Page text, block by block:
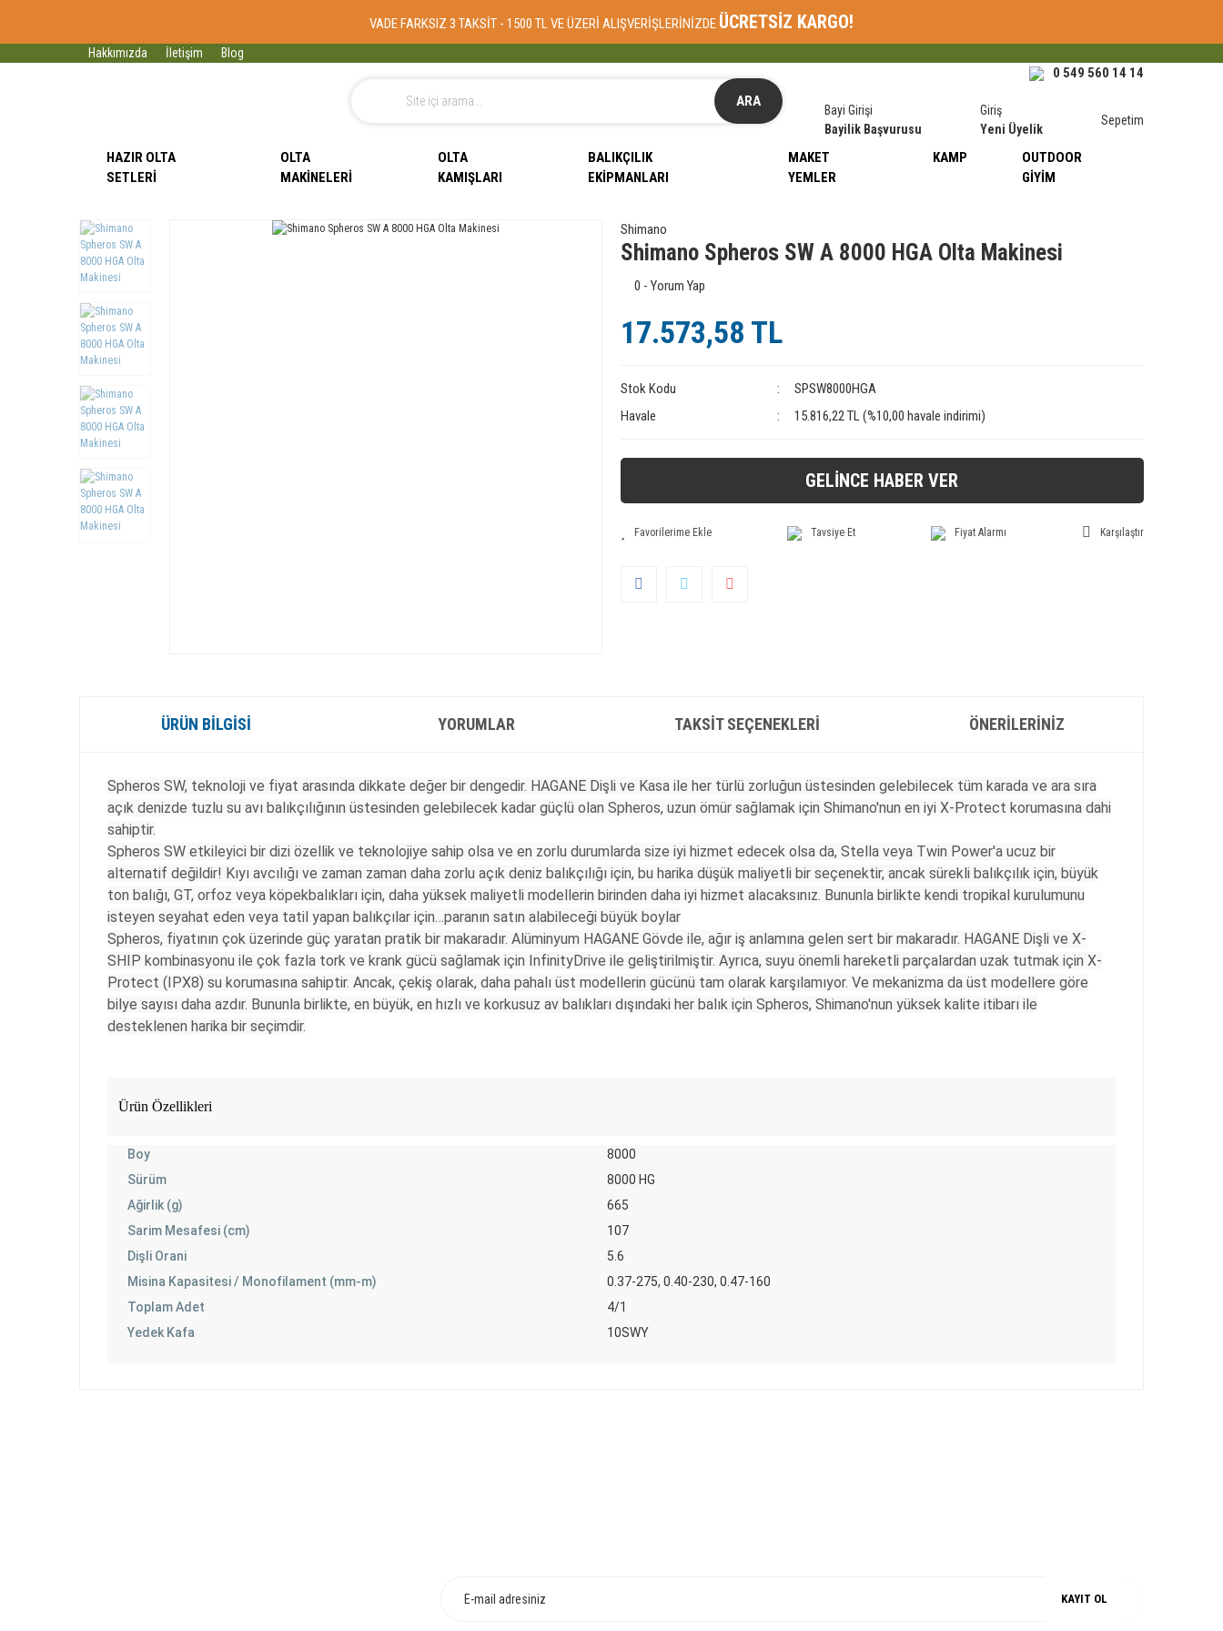
VADE FARKSIZ 3 TAKSİT - 1500 TL VE ÜZERİ ALIŞVERİŞLERİNİZDE ÜCRETSİZ KARGO!
Hakkımızda İletişim Blog
ARA
0 549 560 14 14
Bayi Girişi
Bayilik Başvurusu
Giriş
Yeni Üyelik
Sepetim
HAZIR OLTA
SETLERI
OLTA
MAKINELERI
OLTA
KAMIŞLARI
BALIKÇILIK
EKIPMANLARI
MAKET
YEMLER
KAMP
OUTDOOR
GIYIM
Shimano
Shimano Spheros SW A 8000 HGA Olta Makinesi
0 - Yorum Yap
17.573,58 TL
Stok Kodu
SPSW8000HGA
Havale
15.816,22 TL (%10,00 havale indirimi)
GELİNCE HABER VER
Tavsiye Et Fiyat Alarmı Karşılaştır
ÜRÜN BILGISI YORUMLAR TAKSIT SEÇENEKLERI ÖNERILERINIZ
Spheros SW, teknoloji ve fiyat arasında dikkate değer bir dengedir. HAGANE Dişli ve Kasa ile her türlü zorluğun üstesinden gelebilecek tüm karada ve ara sıra
açık denizde tuzlu su avı balıkçılığının üstesinden gelebilecek kadar güçlü olan Spheros, uzun ömür sağlamak için Shimano'nun en iyi X-Protect korumasına dahi
sahiptir.
Spheros SW etkileyici bir dizi özellik ve teknolojiye sahip olsa ve en zorlu durumlarda size iyi hizmet edecek olsa da, Stella veya Twin Power'a ucuz bir
alternatif değildir! Kıyı avcılığı ve zaman zaman daha zorlu açık deniz balıkçılığı için, bu harika düşük maliyetli bir seçenektir, ancak sürekli balıkçılık için, büyük
ton balığı, GT, orfoz veya köpekbalıkları için, daha yüksek maliyetli modellerin birinden daha iyi hizmet alacaksınız. Bununla birlikte kendi tropikal kurulumunu
isteyen seyahat eden veya tatil yapan balıkçılar için…paranın satın alabileceği büyük boylar
Spheros, fiyatının çok üzerinde güç yaratan pratik bir makaradır. Alüminyum HAGANE Gövde ile, ağır iş anlamına gelen sert bir makaradır. HAGANE Dişli ve X-
SHIP kombinasyonu ile çok fazla tork ve krank gücü sağlamak için InfinityDrive ile geliştirilmiştir. Ayrıca, suyu önemli hareketli parçalardan uzak tutmak için X-
Protect (IPX8) su korumasına sahiptir. Ancak, çekiş olarak, daha pahalı üst modellerin gücünü tam olarak karşılamıyor. Ve mekanizma da üst modellere göre
bilye sayısı daha azdır. Bununla birlikte, en büyük, en hızlı ve korkusuz av balıkları dışındaki her balık için Spheros, Shimano'nun yüksek kalite itibarı ile
desteklenen harika bir seçimdir.
Ürün Özellikleri
Boy
8000
Sürüm
8000 HG
Ağirlik (g)
665
Sarim Mesafesi (cm)
107
Dişli Orani
5.6
Misina Kapasitesi / Monofilament (mm-m)
0.37-275, 0.40-230, 0.47-160
Toplam Adet
4/1
Yedek Kafa
10SWY
KAYIT OL